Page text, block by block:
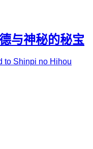
与神秘的秘宝
to Shinpi no Hihou